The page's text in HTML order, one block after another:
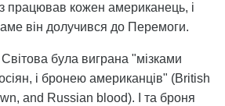
працював кожен американець, і
він долучився до Перемоги.
була виграна "мізками
і бронею американців" (British
and Russian blood). І та броня